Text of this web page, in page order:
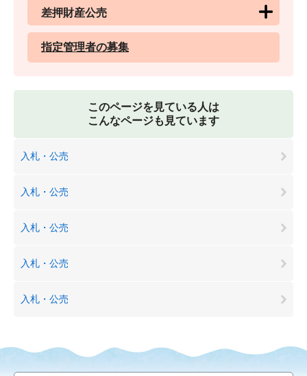
差押財産公売
指定管理者の募集
このページを見ている人は
こんなページも見ています
入札・公売
入札・公売
入札・公売
入札・公売
入札・公売